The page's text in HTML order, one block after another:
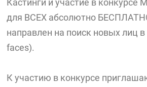
Кастинги и участие в
для ВСЕХ абсолютно
направлен на поиск новых лиц
faces).
К участию в конкурсе